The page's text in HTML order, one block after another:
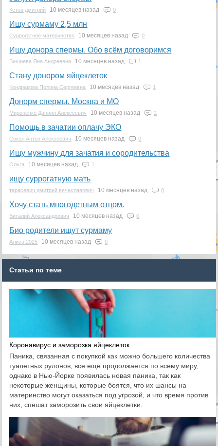
Кетов дмитрий 10 месяцев назад 0
Ищу сурмаму 2,5 млн
Суррогатное материнство 10 месяцев назад 0
Ищу донора спермы. Обо всём договоримся
Вишнева Яна Андреевна 10 месяцев назад 1
Стану донором яйцеклеток
Кондракова Полина Сергеевна 10 месяцев назад 1
Донорм спермы. Москва и МО
Мироненко Даниил Алексеевич 10 месяцев назад 2
Помощь в зачатии оплачу ЭКО
Сокол Антон Алексеевич 10 месяцев назад 0
Ищу мужчину для зачатия и сородительства
Ольга 10 месяцев назад 1
ищу суррогатную мать
тарасевич дмитрий вячеславович 10 месяцев назад 0
Хочу стать многодетным отцом.
Виталий Александрович 10 месяцев назад 0
Био родители ищут сурмаму
Алиса 2025 10 месяцев назад 0
Статьи по теме
Коронавирус и заморозка яйцеклеток
Паника, связанная с покупкой как можно большего количества
туалетных рулонов, все еще продолжается по всему миру,
однако в Нью-Йорке появилась новая паника, так как
некоторые женщины, которые боятся, что их шансы на
материнство могут оказаться под угрозой, и что время против
них, спешат заморозить свои яйцеклетки.